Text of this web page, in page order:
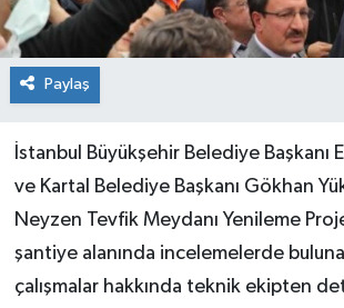
Paylaş
İstanbul Büyükşehir Belediye Başkanı
ve Kartal Belediye Başkanı Gökhan
Neyzen Tevfik Meydanı Yenileme
şantiye alanında incelemelerde
çalışmalar hakkında teknik ekipten